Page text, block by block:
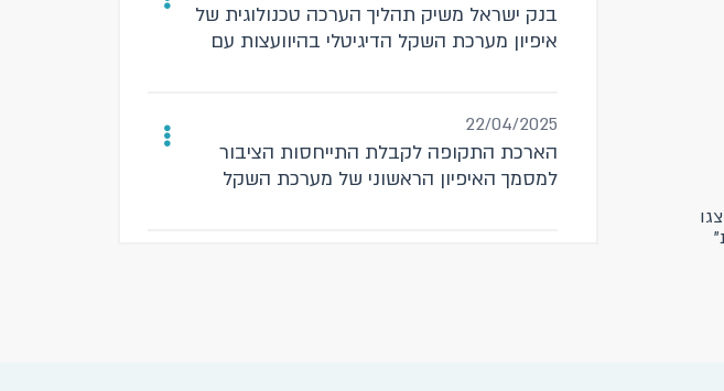
בנק ישראל משיק תהליך הערכה טכנולוגית של
איפיון מערכת השקל הדיגיטלי בהיוועצות עם
22/04/2025
הארכת התקופה לקבלת התייחסות הציבור
למסמך האיפיון הראשוני של מערכת השקל